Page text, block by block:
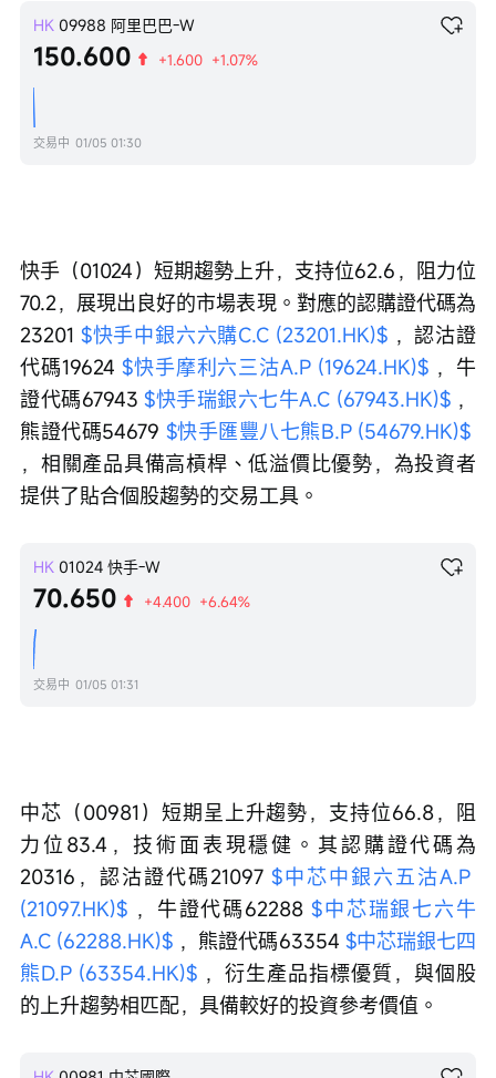
HK 09988 阿里巴巴-W
150.600 +1.600 +1.07%
交易中 01/05 01:30
快手（01024）短期趨勢上升，支持位62.6，阻力位
70.2，展現出良好的市場表現。對應的認購證代碼為
23201 $快手中銀六六購C.C (23201.HK)$ ，認沽證
代碼19624 $快手摩利六三沽A.P (19624.HK)$ ，牛
證代碼67943 $快手瑞銀六七牛A.C (67943.HK)$ ，
熊證代碼54679 $快手匯豐八七熊B.P (54679.HK)$
，相關產品具備高槓桿、低溢價比優勢，為投資者
提供了貼合個股趨勢的交易工具。
HK 01024 快手-W
70.650 +4.400 +6.64%
交易中 01/05 01:31
中芯（00981）短期呈上升趨勢，支持位66.8，阻
力位83.4，技術面表現穩健。其認購證代碼為
20316，認沽證代碼21097 $中芯中銀六五沽A.P
(21097.HK)$ ，牛證代碼62288 $中芯瑞銀七六牛
A.C (62288.HK)$ ，熊證代碼63354 $中芯瑞銀七四
熊D.P (63354.HK)$ ，衍生產品指標優質，與個股
的上升趨勢相匹配，具備較好的投資參考價值。